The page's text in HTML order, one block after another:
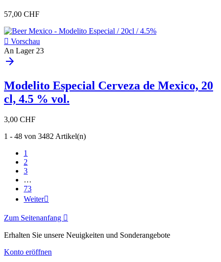
57,00 CHF
 Vorschau
An Lager 23
arrow_forward
Modelito Especial Cerveza de Mexico, 20
cl, 4.5 % vol.
3,00 CHF
1 - 48 von 3482 Artikel(n)
1
2
3
…
73
Weiter
Zum Seitenanfang 
Erhalten Sie unsere Neuigkeiten und Sonderangebote
Konto eröffnen